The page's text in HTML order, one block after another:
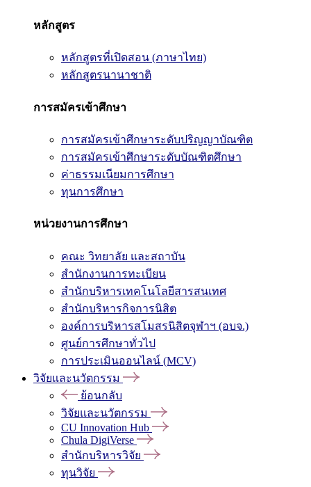
หลักสูตร
หลักสูตรที่เปิดสอน (ภาษาไทย)
หลักสูตรนานาชาติ
การสมัครเข้าศึกษา
การสมัครเข้าศึกษาระดับปริญญาบัณฑิต
การสมัครเข้าศึกษาระดับบัณฑิตศึกษา
ค่าธรรมเนียมการศึกษา
ทุนการศึกษา
หน่วยงานการศึกษา
คณะ วิทยาลัย และสถาบัน
สำนักงานการทะเบียน
สำนักบริหารเทคโนโลยีสารสนเทศ
สำนักบริหารกิจการนิสิต
องค์การบริหารสโมสรนิสิตจุฬาฯ (อบจ.)
ศูนย์การศึกษาทั่วไป
การประเมินออนไลน์ (MCV)
วิจัยและนวัตกรรม
ย้อนกลับ
วิจัยและนวัตกรรม
CU Innovation Hub
Chula DigiVerse
สำนักบริหารวิจัย
ทุนวิจัย